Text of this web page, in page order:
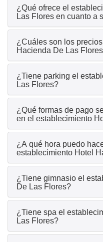
¿Qué ofrece el
Las Flores en cuanto a
¿Cuáles son los
Hacienda De Las
¿Tiene parking el
Las Flores?
¿Qué formas de pago
en el establecimiento
¿A qué hora puedo
establecimiento Hotel
¿Tiene gimnasio el
De Las Flores?
¿Tiene spa el
Las Flores?